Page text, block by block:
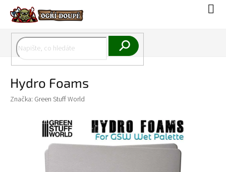
obsah
Hydro Foams
Značka: Green Stuff World